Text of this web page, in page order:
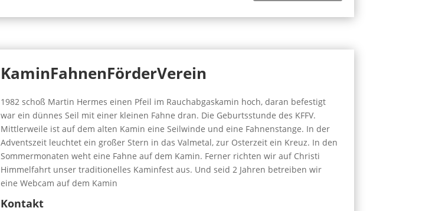
KaminFahnenFörderVerein
1982 schoß Martin Hermes einen Pfeil im Rauchabgaskamin hoch, daran befestigt
war ein dünnes Seil mit einer kleinen Fahne dran. Die Geburtsstunde des KFFV.
Mittlerweile ist auf dem alten Kamin eine Seilwinde und eine Fahnenstange. In der
Adventszeit leuchtet ein großer Stern in das Valmetal, zur Osterzeit ein Kreuz. In den
Sommermonaten weht eine Fahne auf dem Kamin. Ferner richten wir auf Christi
Himmelfahrt unser traditionelles Kaminfest aus. Und seid 2 Jahren betreiben wir
eine Webcam auf dem Kamin
Kontakt